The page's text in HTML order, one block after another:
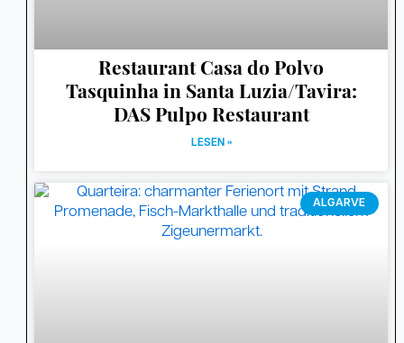
Restaurant Casa do Polvo
Tasquinha in Santa Luzia/Tavira:
DAS Pulpo Restaurant
LESEN »
ALGARVE